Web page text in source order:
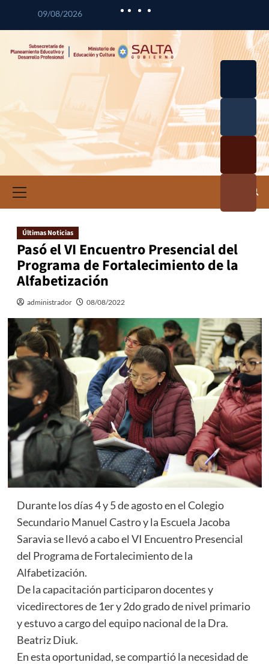
09/08/2026
Últimas Noticias
Pasó el VI Encuentro Presencial del
Programa de Fortalecimiento de la
Alfabetización
administrador 08/08/2022
Durante los días 4 y 5 de agosto en el Colegio
Secundario Manuel Castro y la Escuela Jacoba
Saravia se llevó a cabo el VI Encuentro Presencial
del Programa de Fortalecimiento de la
Alfabetización.
De la capacitación participaron docentes y
vicedirectores de 1er y 2do grado de nivel primario
y estuvo a cargo del equipo nacional de la Dra.
Beatriz Diuk.
En esta oportunidad, se compartió la necesidad de
Curricul
Profesio
a
Investig
Educativ
a